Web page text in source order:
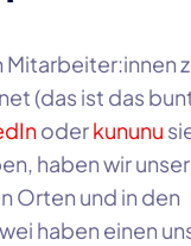
Mitarbeiter:innen
(das ist das
oderkununu
haben wir
Orten und in den
haben einen